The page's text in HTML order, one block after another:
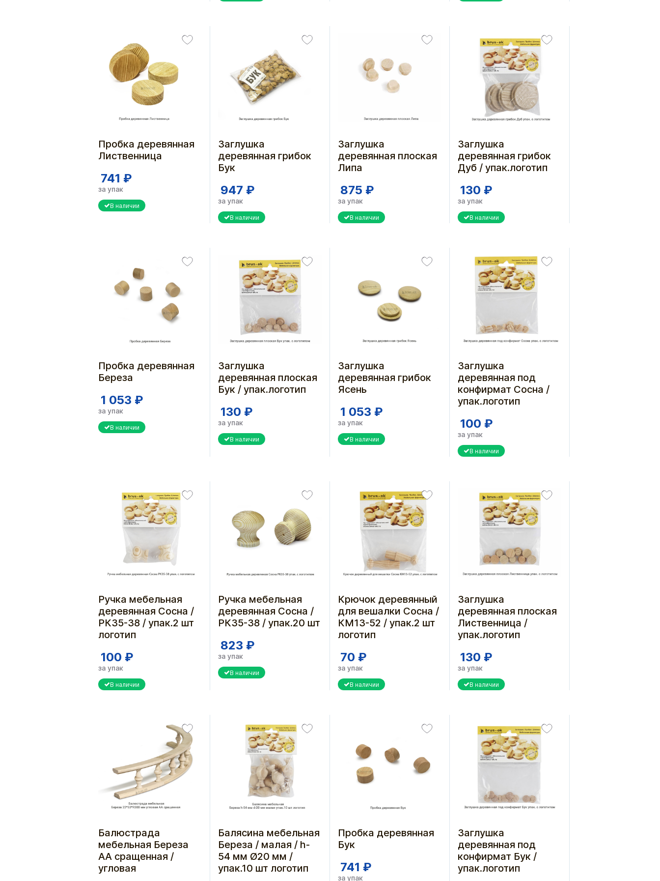
Пробка деревянная
Лиственница
741 ₽
за упак
В наличии
Заглушка
деревянная грибок
Бук
947 ₽
за упак
В наличии
Заглушка
деревянная плоская
Липа
875 ₽
за упак
В наличии
Заглушка
деревянная грибок
Дуб / упак.логотип
130 ₽
за упак
В наличии
Пробка деревянная
Береза
1 053 ₽
за упак
В наличии
Заглушка
деревянная плоская
Бук / упак.логотип
130 ₽
за упак
В наличии
Заглушка
деревянная грибок
Ясень
1 053 ₽
за упак
В наличии
Заглушка
деревянная под
конфирмат Сосна /
упак.логотип
100 ₽
за упак
В наличии
Ручка мебельная
деревянная Сосна /
РК35-38 / упак.2 шт
логотип
100 ₽
за упак
В наличии
Ручка мебельная
деревянная Сосна /
РК35-38 / упак.20 шт
823 ₽
за упак
В наличии
Крючок деревянный
для вешалки Сосна /
КМ13-52 / упак.2 шт
логотип
70 ₽
за упак
В наличии
Заглушка
деревянная плоская
Лиственница /
упак.логотип
130 ₽
за упак
В наличии
Балюстрада
мебельная Береза
АА сращенная /
угловая
Балясина мебельная
Береза / малая / h-
54 мм Ø20 мм /
упак.10 шт логотип
Пробка деревянная
Бук
741 ₽
за упак
Заглушка
деревянная под
конфирмат Бук /
упак.логотип